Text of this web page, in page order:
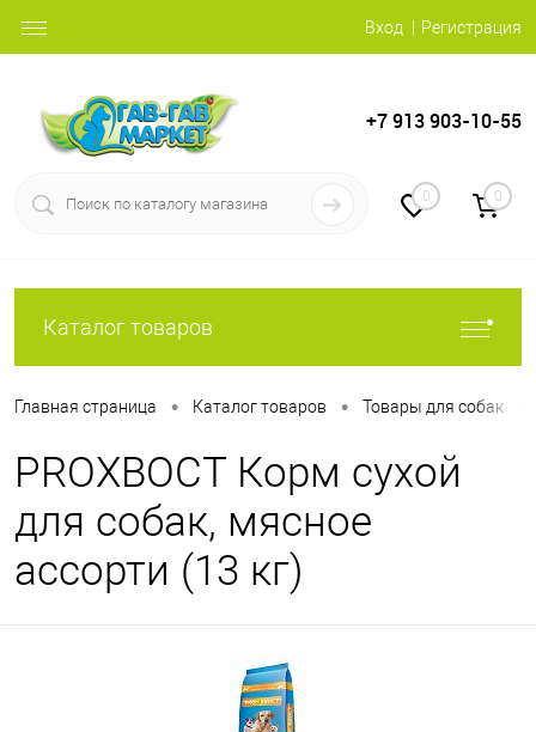
Вход Регистрация
+7 913 903-10-55
0 0
Каталог товаров
Главная страница • Каталог товаров • Товары для собак
PROХВОСТ Корм сухой
для собак, мясное
ассорти (13 кг)